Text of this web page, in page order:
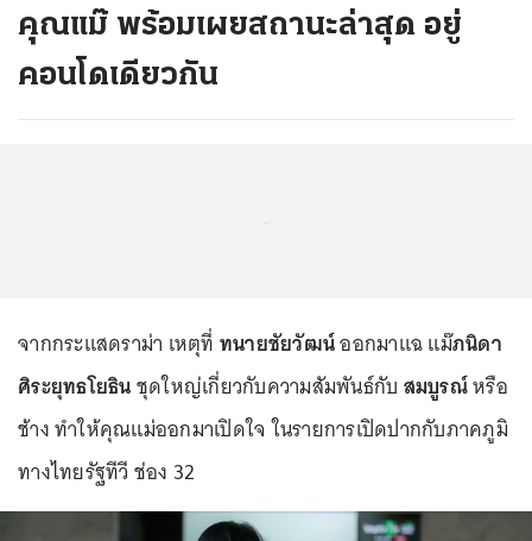
คุณแม๊ พร้อมเผยสถานะล่าสุด อยู่
คอนโดเดียวกัน
จากกระแสดราม่า เหตุที่ ทนายชัยวัฒน์ออกมาแฉ แม๊ภนิดา
ศิระยุทธโยธินชุดใหญ่เกี่ยวกับความสัมพันธ์กับ สมบูรณ์หรือ
ช้าง ทำให้คุณแม่ออกมาเปิดใจ ในรายการเปิดปากกับภาคภูมิ
ทางไทยรัฐทีวี ช่อง 32